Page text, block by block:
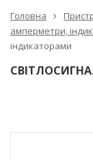
Головна
амперметри,
індикаторами